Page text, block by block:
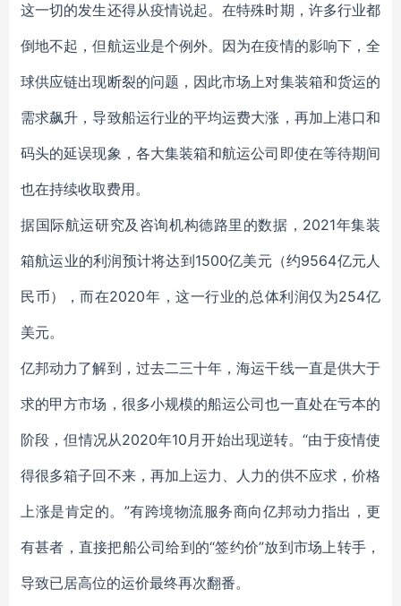
这一切的发生还得从疫情说起。在特殊时期，许多行业都
倒地不起，但航运业是个例外。因为在疫情的影响下，全
球供应链出现断裂的问题，因此市场上对集装箱和货运的
需求飙升，导致船运行业的平均运费大涨，再加上港口和
码头的延误现象，各大集装箱和航运公司即使在等待期间
也在持续收取费用。
据国际航运研究及咨询机构德路里的数据，2021年集装
箱航运业的利润预计将达到1500亿美元（约9564亿元人
民币），而在2020年，这一行业的总体利润仅为254亿
美元。
亿邦动力了解到，过去二三十年，海运干线一直是供大于
求的甲方市场，很多小规模的船运公司也一直处在亏本的
阶段，但情况从2020年10月开始出现逆转。“由于疫情使
得很多箱子回不来，再加上运力、人力的供不应求，价格
上涨是肯定的。”有跨境物流服务商向亿邦动力指出，更
有甚者，直接把船公司给到的“签约价”放到市场上转手，
导致已居高位的运价最终再次翻番。